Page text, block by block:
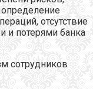
отсутствие
и потерями банка
сотрудников